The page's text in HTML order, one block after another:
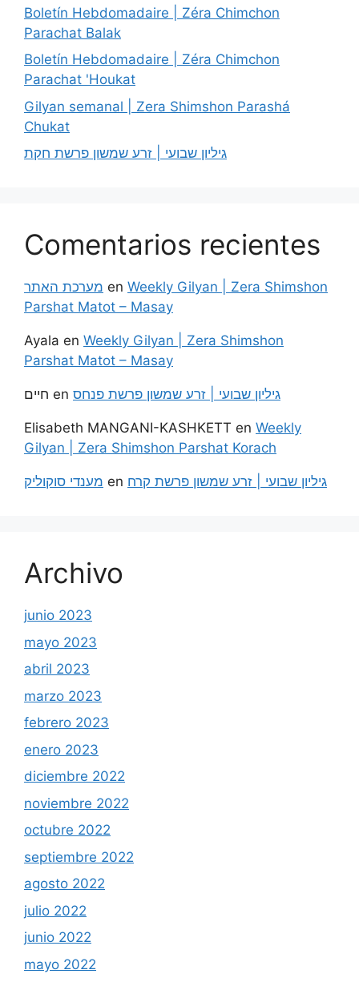
Boletín Hebdomadaire | Zéra Chimchon
Parachat Balak
Boletín Hebdomadaire | Zéra Chimchon
Parachat 'Houkat
Gilyan semanal | Zera Shimshon Parashá
Chukat
גיליון שבועי | זרע שמשון פרשת חקת
Comentarios recientes
מערכת האתר en Weekly Gilyan | Zera Shimshon
Parshat Matot – Masay
Ayala en Weekly Gilyan | Zera Shimshon
Parshat Matot – Masay
חיים en גיליון שבועי | זרע שמשון פרשת פנחס
Elisabeth MANGANI-KASHKETT en Weekly
Gilyan | Zera Shimshon Parshat Korach
מענדי סוקוליק en גיליון שבועי | זרע שמשון פרשת קרח
Archivo
junio 2023
mayo 2023
abril 2023
marzo 2023
febrero 2023
enero 2023
diciembre 2022
noviembre 2022
octubre 2022
septiembre 2022
agosto 2022
julio 2022
junio 2022
mayo 2022